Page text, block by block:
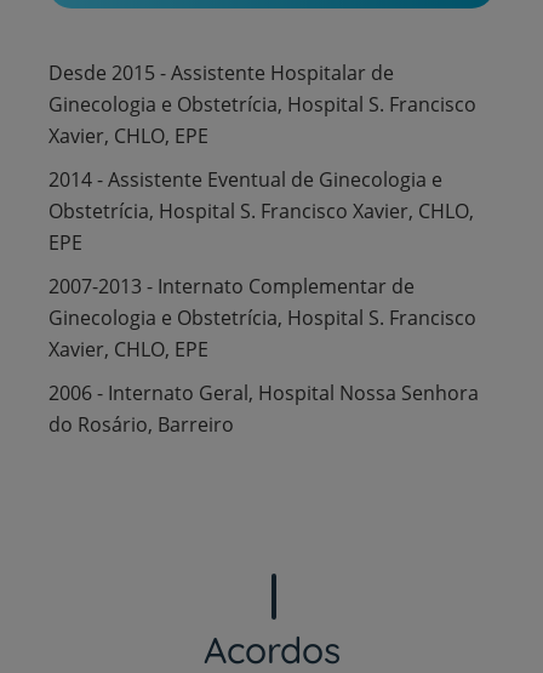
Desde 2015 - Assistente Hospitalar de
Ginecologia e Obstetrícia, Hospital S. Francisco
Xavier, CHLO, EPE
2014 - Assistente Eventual de Ginecologia e
Obstetrícia, Hospital S. Francisco Xavier, CHLO,
EPE
2007-2013 - Internato Complementar de
Ginecologia e Obstetrícia, Hospital S. Francisco
Xavier, CHLO, EPE
2006 - Internato Geral, Hospital Nossa Senhora
do Rosário, Barreiro
Acordos